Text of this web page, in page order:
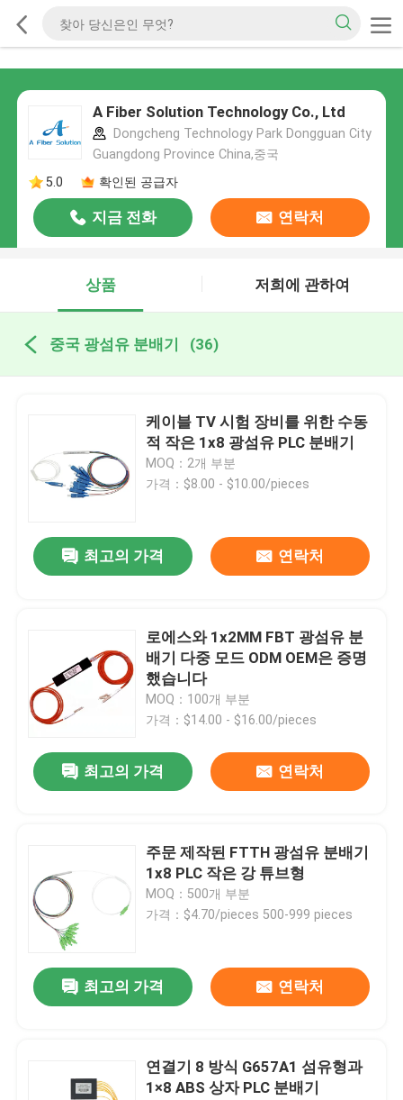
A Fiber Solution Technology Co., Ltd
Dongcheng Technology Park Dongguan City
Guangdong Province China,중국
5.0
확인된 공급자
지금 전화 연락처
상품 저희에 관하여
중국 광섬유 분배기 (36)
케이블 TV 시험 장비를 위한 수동
적 작은 1x8 광섬유 PLC 분배기
MOQ：2개 부분
가격：$8.00 - $10.00/pieces
최고의 가격 연락처
로에스와 1x2MM FBT 광섬유 분
배기 다중 모드 ODM OEM은 증명
했습니다
MOQ：100개 부분
가격：$14.00 - $16.00/pieces
최고의 가격 연락처
주문 제작된 FTTH 광섬유 분배기
1x8 PLC 작은 강 튜브형
MOQ：500개 부분
가격：$4.70/pieces 500-999 pieces
최고의 가격 연락처
연결기 8 방식 G657A1 섬유형과
1×8 ABS 상자 PLC 분배기